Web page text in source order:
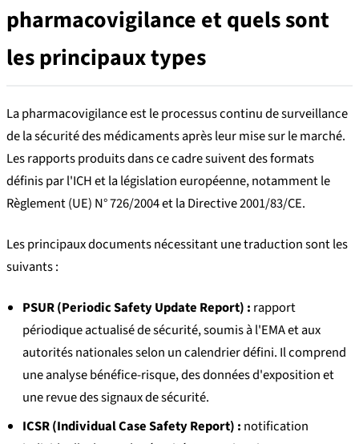
pharmacovigilance et quels sont
les principaux types
La pharmacovigilance est le processus continu de surveillance
de la sécurité des médicaments après leur mise sur le marché.
Les rapports produits dans ce cadre suivent des formats
définis par l'ICH et la législation européenne, notamment le
Règlement (UE) N° 726/2004 et la Directive 2001/83/CE.
Les principaux documents nécessitant une traduction sont les
suivants :
PSUR (Periodic Safety Update Report) : rapport
périodique actualisé de sécurité, soumis à l'EMA et aux
autorités nationales selon un calendrier défini. Il comprend
une analyse bénéfice-risque, des données d'exposition et
une revue des signaux de sécurité.
ICSR (Individual Case Safety Report) : notification